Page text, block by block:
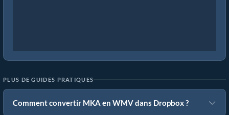
PLUS DE GUIDES PRATIQUES
Comment convertir MKA en WMV dans Dropbox ?